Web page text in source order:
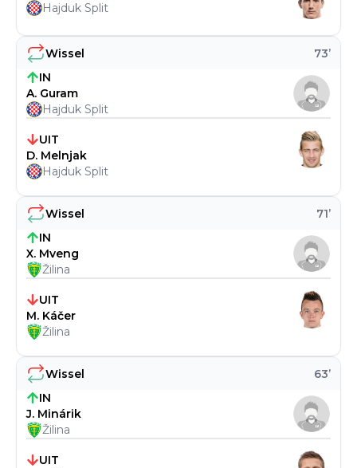
Wissel 63’
IN
J. Minárik
Žilina
UIT
Wissel 71’
IN
X. Mveng
Žilina
UIT
M. Káčer
Žilina
Wissel 73’
IN
A. Guram
Hajduk Split
UIT
D. Melnjak
Hajduk Split
Hajduk Split